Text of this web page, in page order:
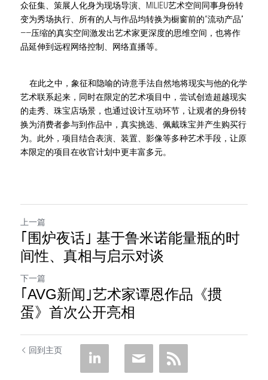
众征集、策展人化身为现场导演、MILIEU艺术空间同事身份转
变为秀场执行、所有的人与作品均转换为橱窗前的“流动产品”
——压缩的真实空间激发出艺术家更深度的思维空间，也将作
品延伸到远程网络控制、网络直播等。
在此之中，象征和隐喻的诗意手法自然地将现实与他的化学
艺术联系起来，同时在限定的艺术项目中，尝试创造超越现实
的走秀、珠宝店场景，也通过设计互动环节，让观者的身份转
换为消费者参与到作品中，真实挑选、佩戴珠宝并产生购买行
为。此外，项目结合表演、装置、影像等多种艺术手段，让原
本限定的项目在收官计划中更丰富多元。
上一篇
｢围炉夜话｣ 基于鲁米诺能量瓶的时
间性、真相与启示对谈
下一篇
｢AVG新闻｣艺术家谭恩作品《掼
蛋》首次公开亮相
回到主页